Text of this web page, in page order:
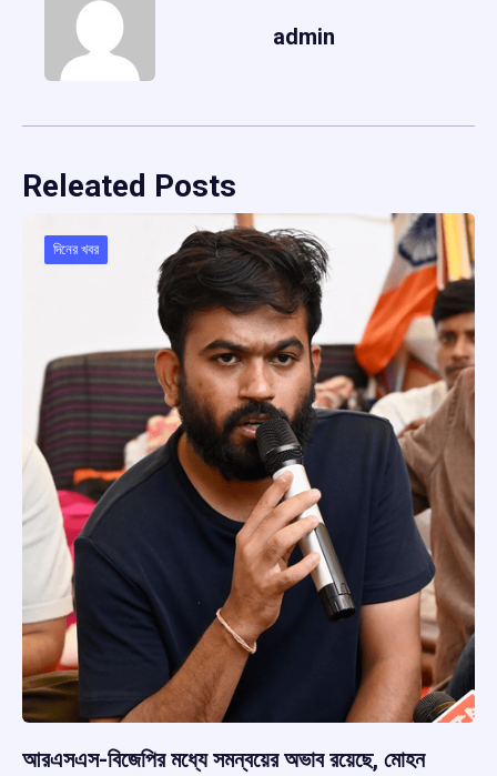
admin
Releated Posts
দিনের খবর
আরএসএস-বিজেপির মধ্যে সমন্বয়ের অভাব রয়েছে, মোহন